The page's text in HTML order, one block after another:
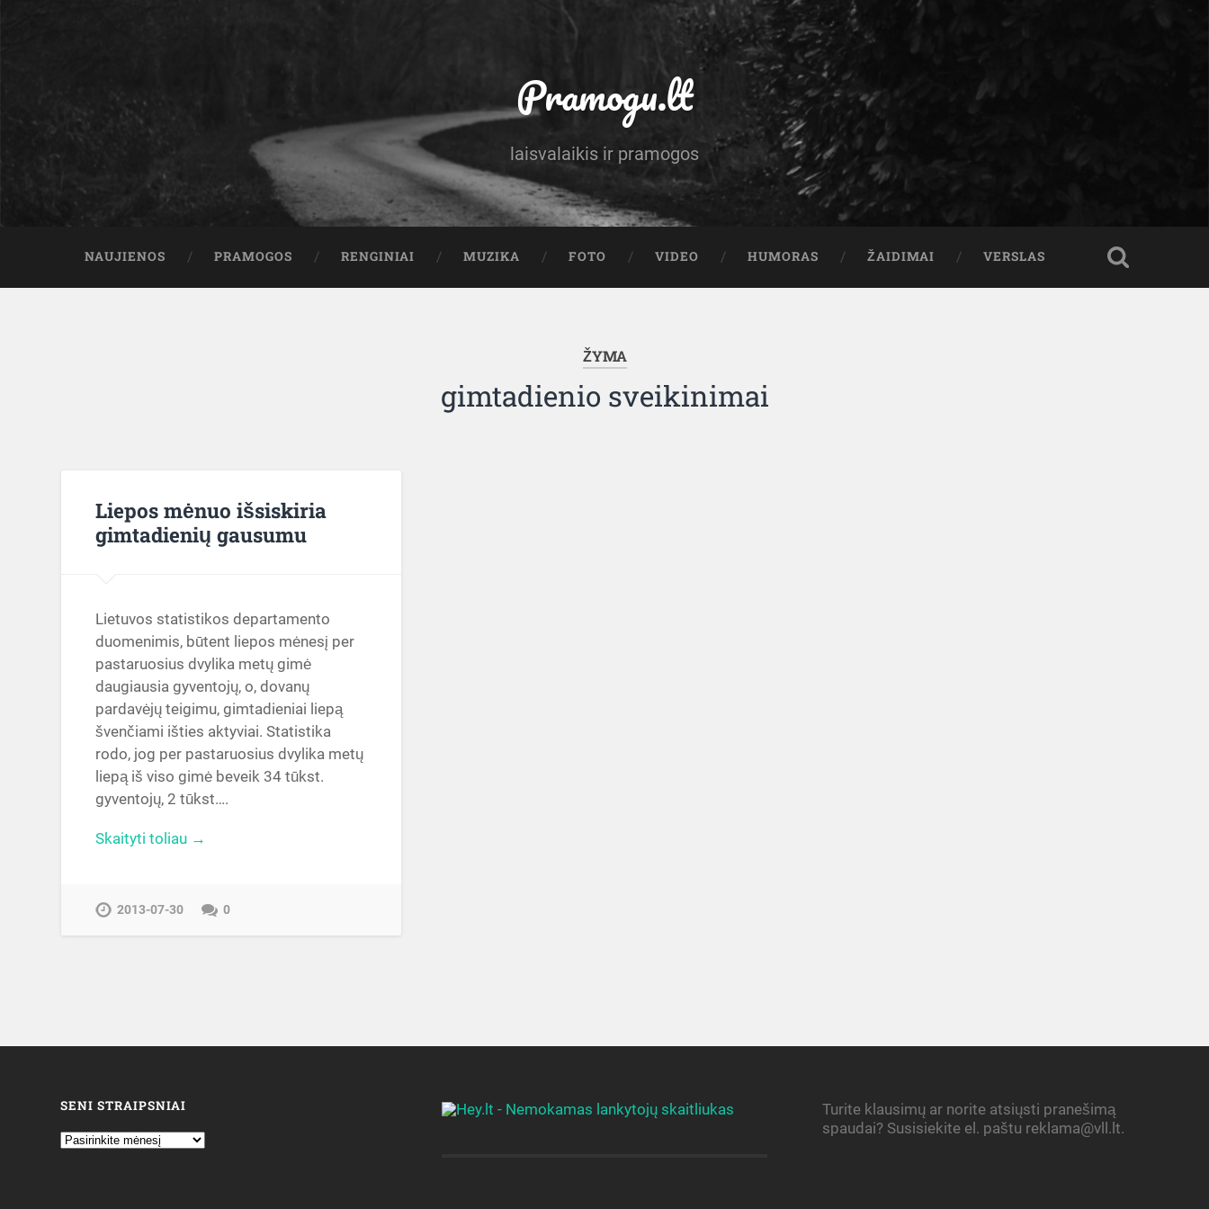
Pramogu.lt
laisvalaikis ir pramogos
NAUJIENOS PRAMOGOS RENGINIAI MUZIKA FOTO VIDEO HUMORAS ŽAIDIMAI VERSLAS
ŽYMA
gimtadienio sveikinimai
Liepos mėnuo išsiskiria
gimtadienių gausumu
Lietuvos statistikos departamento
duomenimis, būtent liepos mėnesį per
pastaruosius dvylika metų gimė
daugiausia gyventojų, o, dovanų
pardavėjų teigimu, gimtadieniai liepą
švenčiami išties aktyviai. Statistika
rodo, jog per pastaruosius dvylika metų
liepą iš viso gimė beveik 34 tūkst.
gyventojų, 2 tūkst….
Skaityti toliau →
2013-07-30 0
SENI STRAIPSNIAI
Turite klausimų ar norite atsiųsti pranešimą
spaudai? Susisiekite el. paštu reklama@vll.lt.